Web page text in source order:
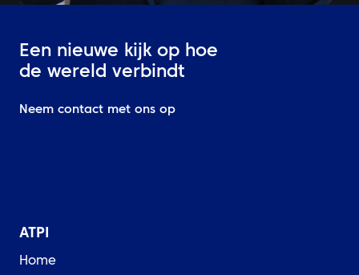
Een nieuwe kijk op hoe
de wereld verbindt
Neem contact met ons op
ATPI
Home